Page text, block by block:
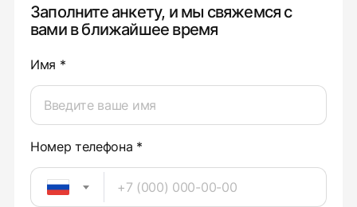
Заполните анкету, и мы свяжемся с
вами в ближайшее время
Имя *
Номер телефона *